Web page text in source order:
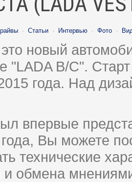
· Статьи · Интервью · Фото ·
новый
"LADA B/C".
года. Над
впервые
года, Вы можете
технические
обмена